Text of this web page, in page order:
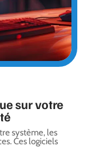
sur votre
système, les
Ces logiciels